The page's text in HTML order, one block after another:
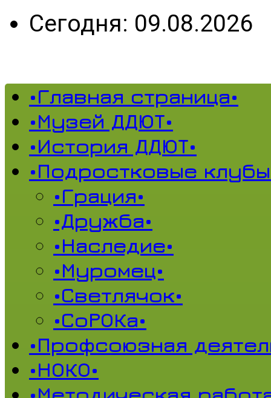
Сегодня: 09.08.2026
•Главная страница•
•Музей ДДЮТ•
•История ДДЮТ•
•Подростковые
•Грация•
•Дружба•
•Наследие•
•Муромец•
•Светлячок•
•СоРОКа•
•Профсоюзная
•НОКО•